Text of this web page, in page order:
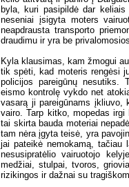
byla, kuri pasipildė dar
neseniai įsigyta moters
neapdrausta transporto
draudimu ir yra be
Kyla klausimas, kam žmogui
tik spėti, kad moteris rengėsi
policijos pareigūnų nesutiks.
eismo kontrolę vykdo net
vasarą ji pareigūnams įkliuvo,
vairo. Tarp kitko, mopedas
tai skirta bauda moteriai
tam nėra įgyta teisė, yra
jai pateikė nemokamą, tačiau
nesusipratėlio vairuotojo
medžiai, stulpai, tvoros,
rizikingos ir dažnai su